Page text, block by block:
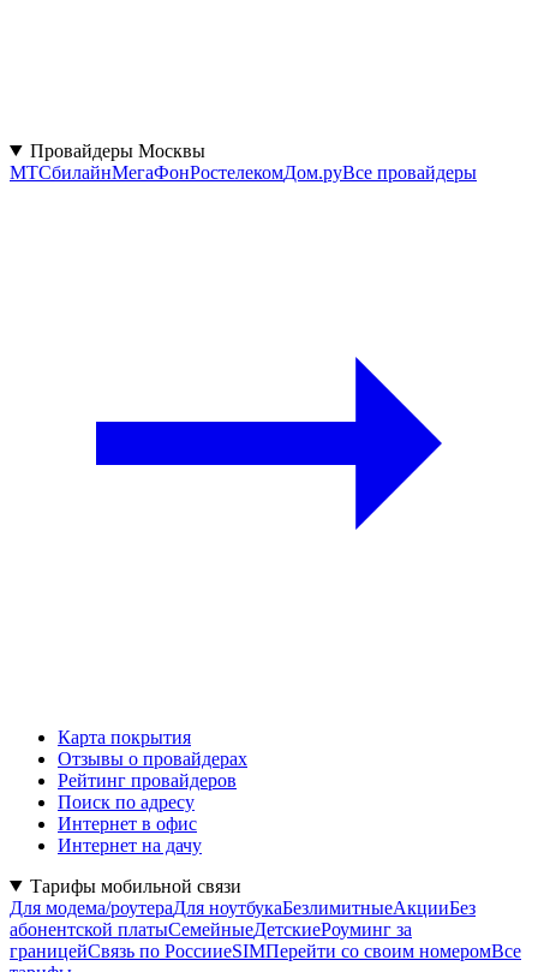
Провайдеры Москвы
МТСбилайнМегаФонРостелекомДом.руВсе провайдеры
Карта покрытия
Отзывы о провайдерах
Рейтинг провайдеров
Поиск по адресу
Интернет в офис
Интернет на дачу
Тарифы мобильной связи
Для модема/роутераДля ноутбукаБезлимитныеАкцииБез
абонентской платыСемейныеДетскиеРоуминг за
границейСвязь по РоссииeSIMПерейти со своим номеромВсе